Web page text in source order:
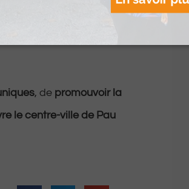
, de promouvoir la
le centre-ville de Pau